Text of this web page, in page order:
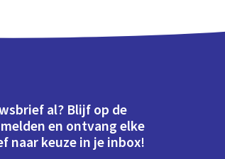
al? Blijf op de
en ontvang elke
naar keuze in je inbox!